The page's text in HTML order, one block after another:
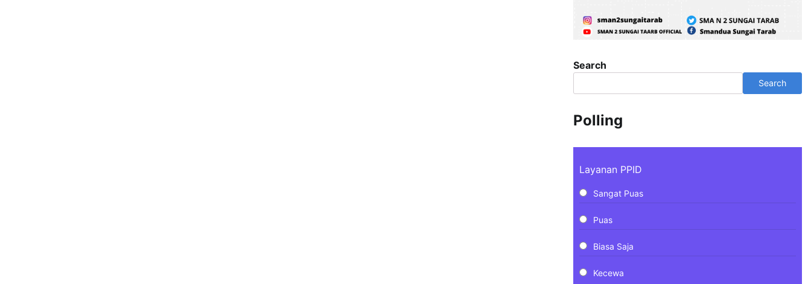
Search
Search
Polling
Layanan PPID
Sangat Puas
Puas
Biasa Saja
Kecewa